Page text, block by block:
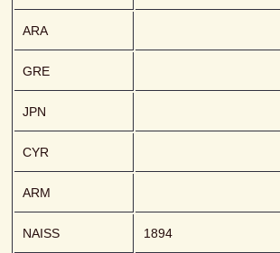
ARA
GRE
JPN
CYR
ARM
NAISS 1894